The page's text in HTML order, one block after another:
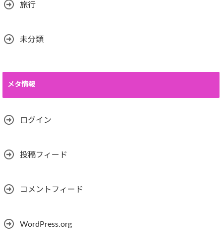
旅行
未分類
メタ情報
ログイン
投稿フィード
コメントフィード
WordPress.org